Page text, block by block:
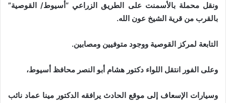
ونقل محملة بالأسمنت على الطريق الزراعي “أسيوط/ القوصية”
بالقرب من قرية الشيخ عون الله.
التابعة لمركز القوصية ووجود متوفيين ومصابين.
وعلى الفور انتقل اللواء دكتور هشام أبو النصر محافظ أسيوط،
وسيارات الإسعاف إلى موقع الحادث يرافقه الدكتور مينا عماد نائب